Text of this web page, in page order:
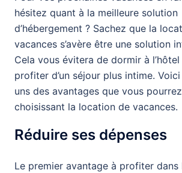
hésitez quant à la meilleure solution
d’hébergement ? Sachez que la
vacances s’avère être une solution
Cela vous évitera de dormir à
profiter d’un séjour plus intime.
uns des avantages que vous
choisissant la location de vacances.
Réduire ses dépenses
Le premier avantage à profiter dans